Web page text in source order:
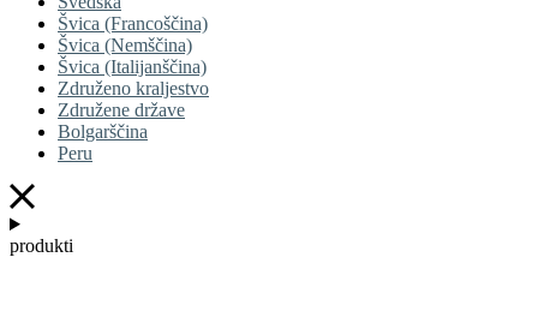
Švica (Francoščina)
Švica (Nemščina)
Švica (Italijanščina)
Združeno kraljestvo
Združene države
Bolgarščina
Peru
produkti